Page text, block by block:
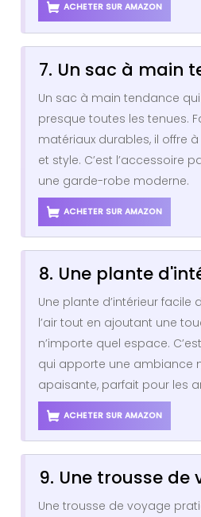
ACHETER SUR AMAZON
7. Un sac à main
Un sac à main tendance
presque toutes les tenues.
matériaux durables, il offre
et style. C’est l’accessoire
une garde-robe moderne.
ACHETER SUR AMAZON
8. Une plante
Une plante d’intérieur facile
l’air tout en ajoutant une
n’importe quel espace.
qui apporte une ambiance
apaisante, parfait pour les
ACHETER SUR AMAZON
9. Une trousse de
Une trousse de voyage